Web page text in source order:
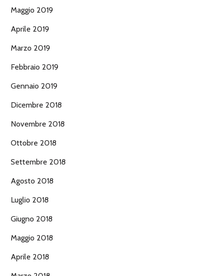
Maggio 2019
Aprile 2019
Marzo 2019
Febbraio 2019
Gennaio 2019
Dicembre 2018
Novembre 2018
Ottobre 2018
Settembre 2018
Agosto 2018
Luglio 2018
Giugno 2018
Maggio 2018
Aprile 2018